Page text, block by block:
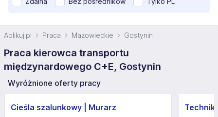
Aplikuj.pl Praca Mazowieckie Gostynin
Praca kierowca transportu
międzynardowego C+E, Gostynin
Wyróżnione oferty pracy
Cieśla szalunkowy | Murarz